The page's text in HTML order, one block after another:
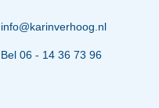
info@karinverhoog.nl
Bel 06 - 14 36 73 96